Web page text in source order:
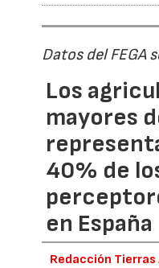
Datos del FEGA
Los
mayores
40% de
en España
Redacción Tierras